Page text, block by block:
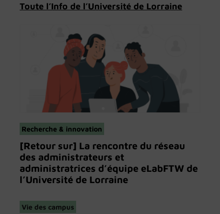
Toute l’Info de l’Université de Lorraine
Recherche & innovation
[Retour sur] La rencontre du réseau
des administrateurs et
administratrices d’équipe eLabFTW de
l’Université de Lorraine
Vie des campus